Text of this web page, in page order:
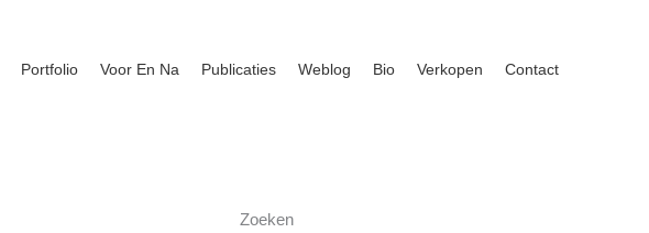
Portfolio Voor En Na Publicaties Weblog Bio Verkopen Contact
Zoeken